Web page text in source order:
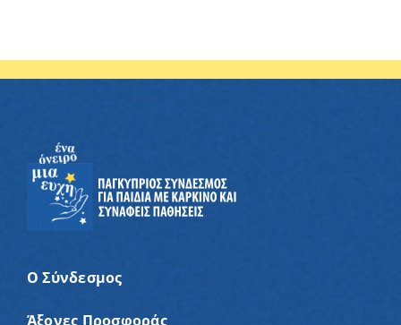
Ο Σύνδεσμος
Άξονες Προσφοράς